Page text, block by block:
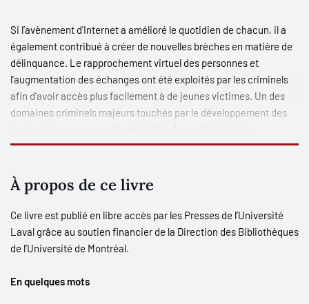
Si l’avènement d’Internet a amélioré le quotidien de chacun, il a
également contribué à créer de nouvelles brèches en matière de
délinquance. Le rapprochement virtuel des personnes et
l’augmentation des échanges ont été exploités par les criminels
afin d’avoir accès plus facilement à de jeunes victimes. Un des
domaines criminels majeurs touchés par le développement des
adolescents à des fins sexuelles.
Crimes sexuels en ligne, délinquants et victimes : théorie,
recherche et pratique
adopter une perspective pluridisciplinaire afin d’étayer les
connaissances contemporaines au sujet de l’exploitation sexuelle
des enfants et des adolescents en ligne. Cet ouvrage confronte
de cette forme de violence, des auteurs d’infractions et de leurs
À propos de ce livre
Ce livre est publié en libre accès par les Presses de l’Université
Laval grâce au soutien financier de la Direction des Bibliothèques
de l’Université de Montréal.
En quelques mots